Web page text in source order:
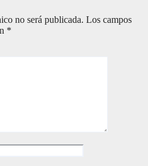
no será publicada. Los campos
*